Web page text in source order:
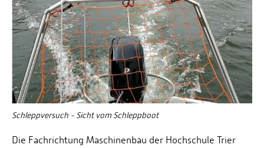
Schleppversuch - Sicht vom Schleppboot
Die Fachrichtung Maschinenbau der Hochschule Trier